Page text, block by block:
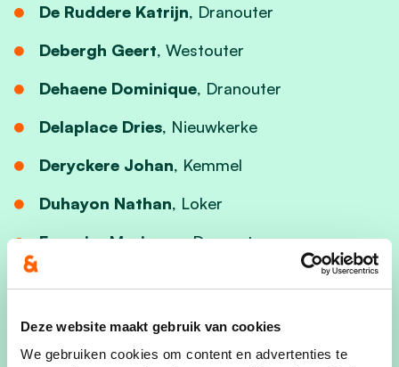
Deze website maakt gebruik van cookies
We gebruiken cookies om content en advertenties te
De Ruddere Katrijn, Dranouter
Debergh Geert, Westouter
Dehaene Dominique, Dranouter
Delaplace Dries, Nieuwkerke
Deryckere Johan, Kemmel
Duhayon Nathan, Loker
Fournier Marianne, Dranouter
Ghillemijn Anitza
, Wijtschate
Haspeslagh Xavier , Wulvergem